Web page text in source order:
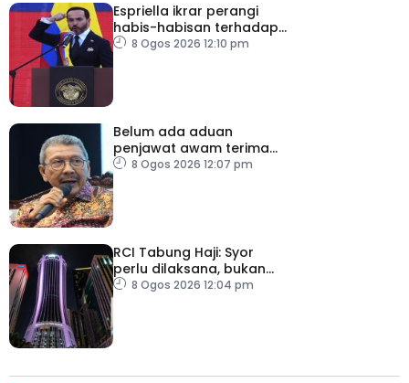
Espriella ikrar perangi
habis-habisan terhadap
pengganas narkotik
8 Ogos 2026 12:10 pm
Belum ada aduan
penjawat awam terima
tekanan daripada ahli
8 Ogos 2026 12:07 pm
RCI Tabung Haji: Syor
perlu dilaksana, bukan
sekadar laporan – Pakar
8 Ogos 2026 12:04 pm